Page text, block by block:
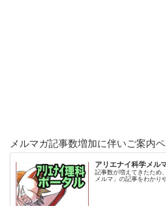
メルマガ記事数増加に伴いご案内
アリエナイ科学メル
記事数が増えてきたため
メルマ」の記事をわかり